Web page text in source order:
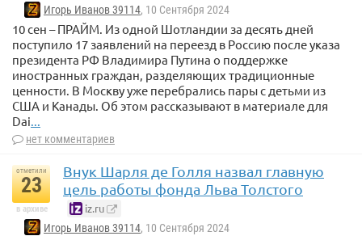
Игорь Иванов 39114, 10 Сентября 2024
10 сен – ПРАЙМ. Из одной Шотландии за десять дней
поступило 17 заявлений на переезд в Россию после указа
президента РФ Владимира Путина о поддержке
иностранных граждан, разделяющих традиционные
ценности. В Москву уже перебрались пары с детьми из
США и Канады. Об этом рассказывают в материале для
Dai
нет комментариев
отметили
23
в архиве
Внук Шарля де Голля назвал главную
цель работы фонда Льва Толстого
iz.ru
Игорь Иванов 39114, 10 Сентября 2024